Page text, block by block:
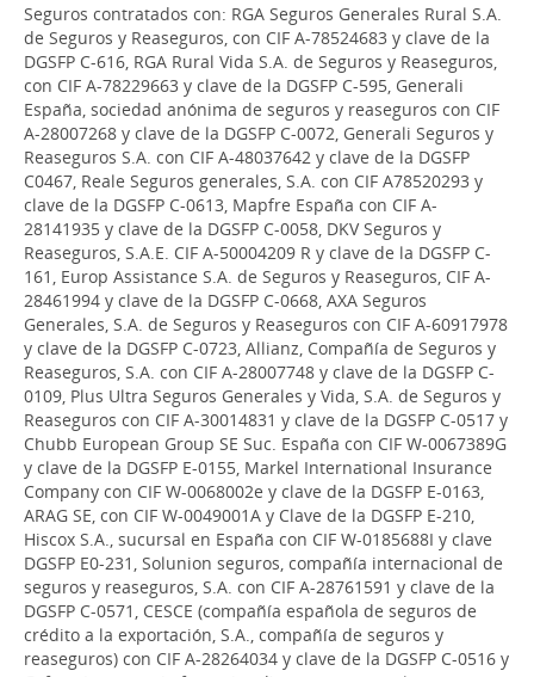
Seguros contratados con: RGA Seguros Generales Rural S.A.
de Seguros y Reaseguros, con CIF A-78524683 y clave de la
DGSFP C-616, RGA Rural Vida S.A. de Seguros y Reaseguros,
con CIF A-78229663 y clave de la DGSFP C-595, Generali
España, sociedad anónima de seguros y reaseguros con CIF
A-28007268 y clave de la DGSFP C-0072, Generali Seguros y
Reaseguros S.A. con CIF A-48037642 y clave de la DGSFP
C0467, Reale Seguros generales, S.A. con CIF A78520293 y
clave de la DGSFP C-0613, Mapfre España con CIF A-
28141935 y clave de la DGSFP C-0058, DKV Seguros y
Reaseguros, S.A.E. CIF A-50004209 R y clave de la DGSFP C-
161, Europ Assistance S.A. de Seguros y Reaseguros, CIF A-
28461994 y clave de la DGSFP C-0668, AXA Seguros
Generales, S.A. de Seguros y Reaseguros con CIF A-60917978
y clave de la DGSFP C-0723, Allianz, Compañía de Seguros y
Reaseguros, S.A. con CIF A-28007748 y clave de la DGSFP C-
0109, Plus Ultra Seguros Generales y Vida, S.A. de Seguros y
Reaseguros con CIF A-30014831 y clave de la DGSFP C-0517 y
Chubb European Group SE Suc. España con CIF W-0067389G
y clave de la DGSFP E-0155, Markel International Insurance
Company con CIF W-0068002e y clave de la DGSFP E-0163,
ARAG SE, con CIF W-0049001A y Clave de la DGSFP E-210,
Hiscox S.A., sucursal en España con CIF W-0185688I y clave
DGSFP E0-231, Solunion seguros, compañía internacional de
seguros y reaseguros, S.A. con CIF A-28761591 y clave de la
DGSFP C-0571, CESCE (compañía española de seguros de
crédito a la exportación, S.A., compañía de seguros y
reaseguros) con CIF A-28264034 y clave de la DGSFP C-0516 y